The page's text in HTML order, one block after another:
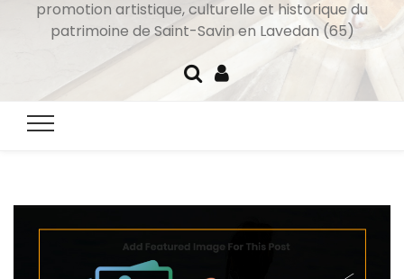
promotion artistique, culturelle et historique du
patrimoine de Saint-Savin en Lavedan (65)